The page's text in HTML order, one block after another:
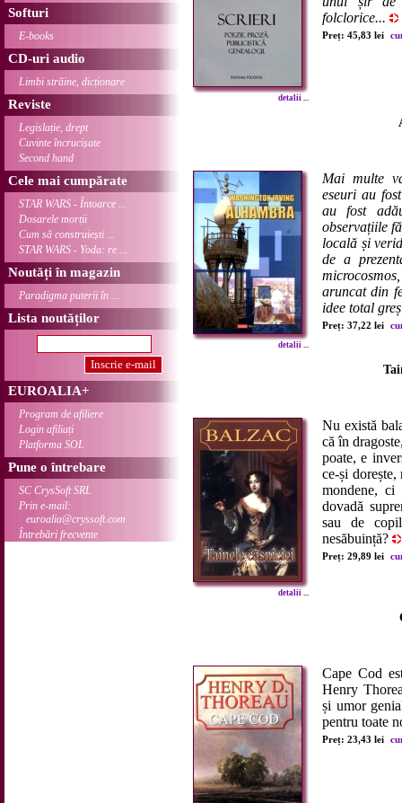
Softuri
E-books
CD-uri audio
Limbi străine, dicționare
Reviste
Legislație, drept
Cuvinte încrucișate
Second hand
Cele mai cumpărate
STAR WARS - Întoarce ...
Dosarele morții
Cum să construiești ...
STAR WARS - Yoda: re ...
Noutăți în magazin
Paradigma puterii în ...
Lista noutăților
EUROALIA+
Program de afiliere
Login afiliați
Platforma SOL
Pune o întrebare
SC CrysSoft SRL
Prin e-mail:
euroalia@cryssoft.com
Întrebări frecvente
detalii ...
folclorice...
Preț: 45,83 lei
detalii ...
Mai multe
eseuri au
au fost
observațiile
locală și
de a
aruncat din
idee total
Preț: 37,22 lei
detalii ...
Nu există
că în
poate, e
ce-și dorește,
mondene,
dovadă
sau de
nesăbuință?
Preț: 29,89 lei
Cape Cod
Henry
și umor
pentru toate
Preț: 23,43 lei